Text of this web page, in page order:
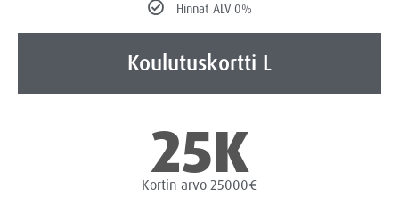
Hinnat ALV 0%
Koulutuskortti L
25K
Kortin arvo 25000€